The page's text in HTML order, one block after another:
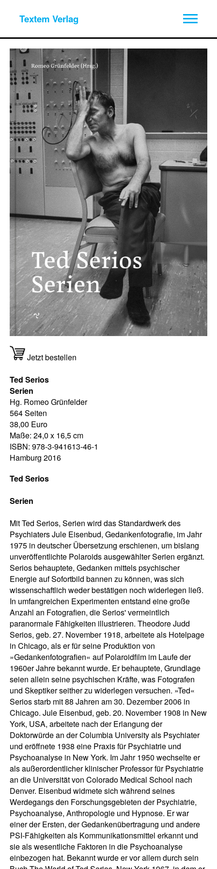
Textem Verlag
Ted Serios
Serien
Mit Ted Serios, Serien wird das Standardwerk des
Psychiaters Jule Eisenbud, Gedankenfotografie, im Jahr
1975 in deutscher Übersetzung erschienen, um bislang
unveröffentlichte Polaroids ausgewählter Serien ergänzt.
Serios behauptete, Gedanken mittels psychischer
Energie auf Sofortbild bannen zu können, was sich
wissenschaftlich weder bestätigen noch widerlegen ließ.
In umfangreichen Experimenten entstand eine große
Anzahl an Fotografien, die Serios' vermeintlich
paranormale Fähigkeiten illustrieren. Theodore Judd
Serios, geb. 27. November 1918, arbeitete als Hotelpage
in Chicago, als er für seine Produktion von
»Gedankenfotografien« auf Polaroidfilm im Laufe der
1960er Jahre bekannt wurde. Er behauptete, Grundlage
seien allein seine psychischen Kräfte, was Fotografen
und Skeptiker seither zu widerlegen versuchen. »Ted«
Serios starb mit 88 Jahren am 30. Dezember 2006 in
Chicago. Jule Eisenbud, geb. 20. November 1908 in New
York, USA, arbeitete nach der Erlangung der
Doktorwürde an der Columbia University als Psychiater
und eröffnete 1938 eine Praxis für Psychiatrie und
Psychoanalyse in New York. Im Jahr 1950 wechselte er
als außerordentlicher klinischer Professor für Psychiatrie
an die Universität von Colorado Medical School nach
Denver. Eisenbud widmete sich während seines
Werdegangs den Forschungsgebieten der Psychiatrie,
Psychoanalyse, Anthropologie und Hypnose. Er war
einer der Ersten, der Gedankenübertragung und andere
PSI-Fähigkeiten als Kommunikationsmittel erkannt und
sie als wesentliche Faktoren in die Psychoanalyse
einbezogen hat. Bekannt wurde er vor allem durch sein
Jetzt bestellen
Ted Serios
Serien
Hg. Romeo Grünfelder
564 Seiten
38,00 Euro
Maße: 24,0 x 16,5 cm
ISBN: 978-3-941613-46-1
Hamburg 2016